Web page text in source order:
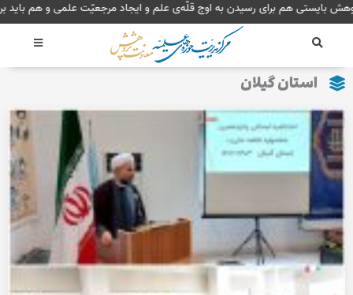
پرش
به
پژوهش بایستی هم برای رسیدن به اوج قلّه‌ی علم و ایجاد مرجعیّت علمی و هم
استان گیلان